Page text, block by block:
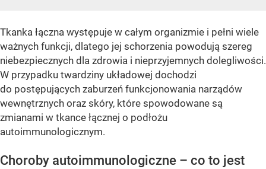
Tkanka łączna występuje w całym organizmie i pełni wiele
ważnych funkcji, dlatego jej schorzenia powodują szereg
niebezpiecznych dla zdrowia i nieprzyjemnych dolegliwości.
W przypadku twardziny układowej dochodzi
do postępujących zaburzeń funkcjonowania narządów
wewnętrznych oraz skóry, które spowodowane są
zmianami w tkance łącznej o podłożu
autoimmunologicznym.
Choroby autoimmunologiczne – co to jest